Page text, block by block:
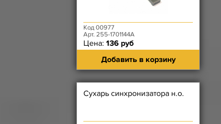
Код 00977
Арт. 255-1701144А
Цена: 136 руб
Добавить в корзину
Сухарь синхронизатора н.о.